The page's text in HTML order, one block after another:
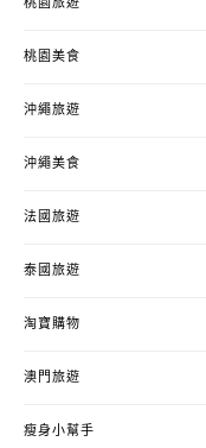
桃園旅遊
桃園美食
沖繩旅遊
沖繩美食
法國旅遊
泰國旅遊
淘寶購物
澳門旅遊
瘦身小幫手